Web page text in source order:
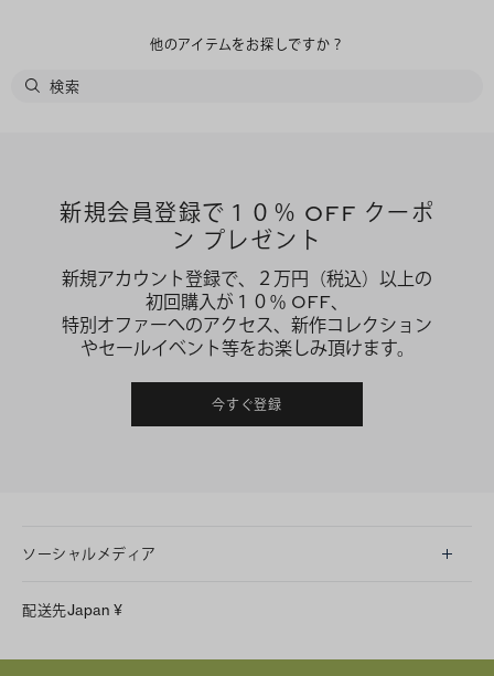
他のアイテムをお探しですか？
新規会員登録で１０％ OFF クーポ
ン プレゼント
新規アカウント登録で、２万円（税込）以上の
初回購入が１０％ OFF、
特別オファーへのアクセス、新作コレクション
やセールイベント等をお楽しみ頂けます。
今すぐ登録
ソーシャルメディア
Facebook
配送先Japan ¥